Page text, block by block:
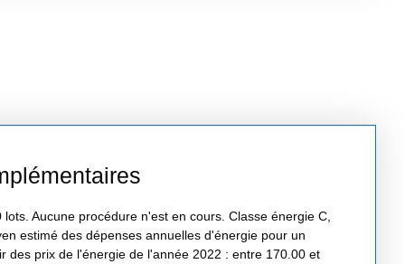
Aucune procédure n'est en cours. Classe énergie C,
estimé des dépenses annuelles d'énergie pour un
des prix de l'énergie de l'année 2022 : entre 170.00 et